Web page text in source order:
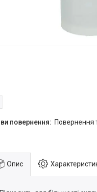
повернення
Опис